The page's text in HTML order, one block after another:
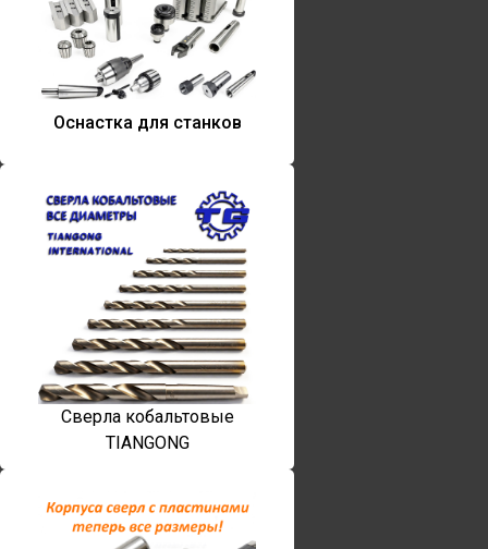
Оснастка для станков
Сверла кобальтовые
TIANGONG